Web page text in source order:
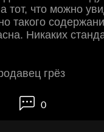
тот, что можно
такого
Никаких
грёз
0